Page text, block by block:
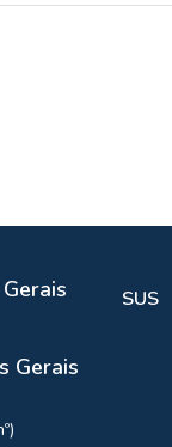
SUS
Gerais